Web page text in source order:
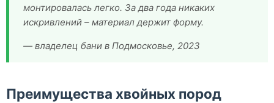
монтировалась легко. За два года никаких
искривлений – материал держит форму.
— владелец бани в Подмосковье, 2023
Преимущества хвойных пород